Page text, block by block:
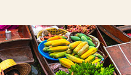
ou votre adresse
donc les coordonnées de
pas votre hôtel):